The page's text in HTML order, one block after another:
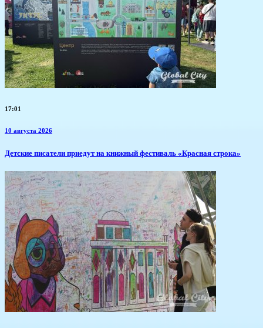
17:01
10 августа 2026
​Детские писатели приедут на книжный фестиваль «Красная строка»